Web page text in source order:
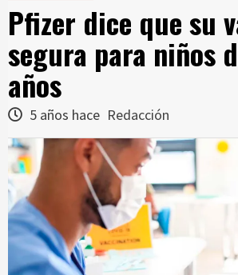
Pfizer dice que su
segura para niños
años
5 años hace Redacción